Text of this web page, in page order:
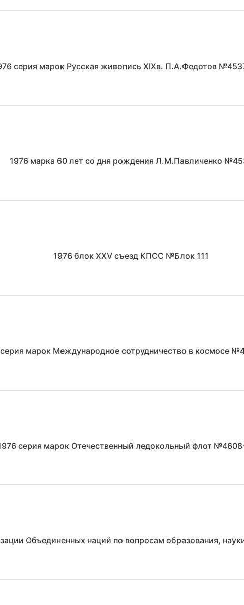
серия марок Русская живопись ХIХв. П.А.Федотов
1976 марка 60 лет со дня рождения Л.М.Павличенко
1976 блок ХХV съезд КПСС №Блок 111
марок Международное сотрудничество в космосе
серия марок Отечественный ледокольный флот
Объединенных наций по вопросам образования,